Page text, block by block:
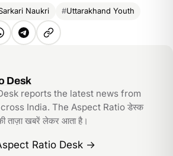
Naukri Uttarakhand Youth
Telegram
Copy
Desk
reports the latest news from
India. The Aspect Ratio डेस्क
ताज़ा खबरें लेकर आता है।
Ratio Desk →